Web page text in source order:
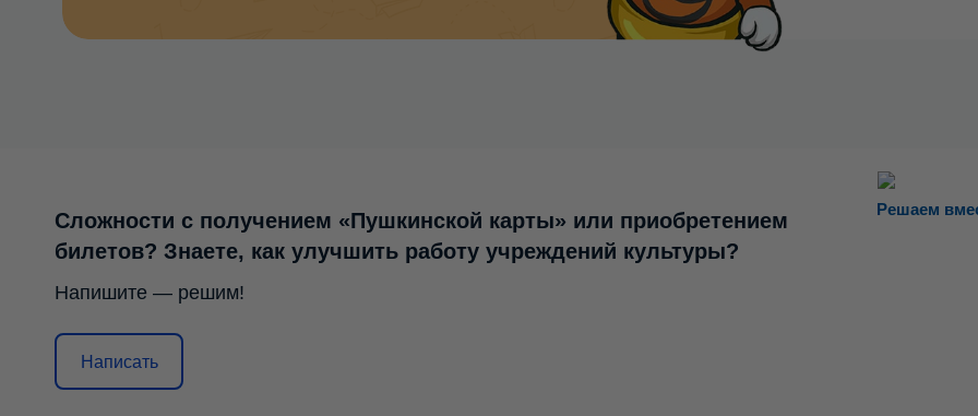
Решаем
Сложности с получением «Пушкинской карты» или приобретением
билетов? Знаете, как улучшить работу учреждений культуры?
Напишите — решим!
Написать